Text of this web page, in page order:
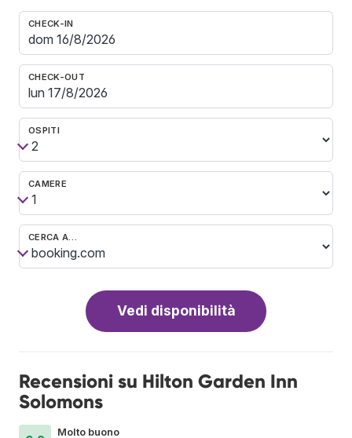
CHECK-IN
CHECK-OUT
OSPITI
CAMERE
CERCA A…
Vedi disponibilità
Recensioni su Hilton Garden Inn
Solomons
Molto buono